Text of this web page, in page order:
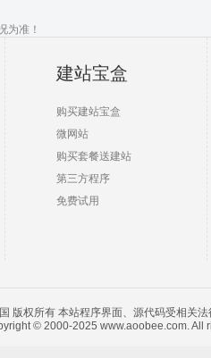
为准！
建站宝盒
购买建站宝盒
微网站
购买套餐送建站
第三方程序
免费试用
版权所有 本站程序界面、源代码受相关
© 2000-2025 www.aoobee.com. All